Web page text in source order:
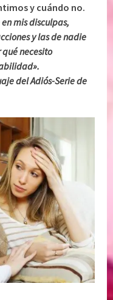
y cuándo no.
mis disculpas,
y las de nadie
necesito
del Adiós-Serie de